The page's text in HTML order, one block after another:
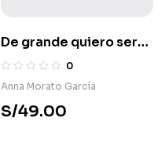
De grande quiero ser…
feliz. ¿Qué hago con
mis emociones?
0
Anna Morato García
S/49.00